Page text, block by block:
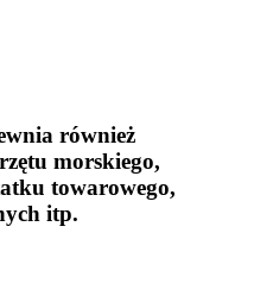
również
morskiego,
towarowego,
itp.